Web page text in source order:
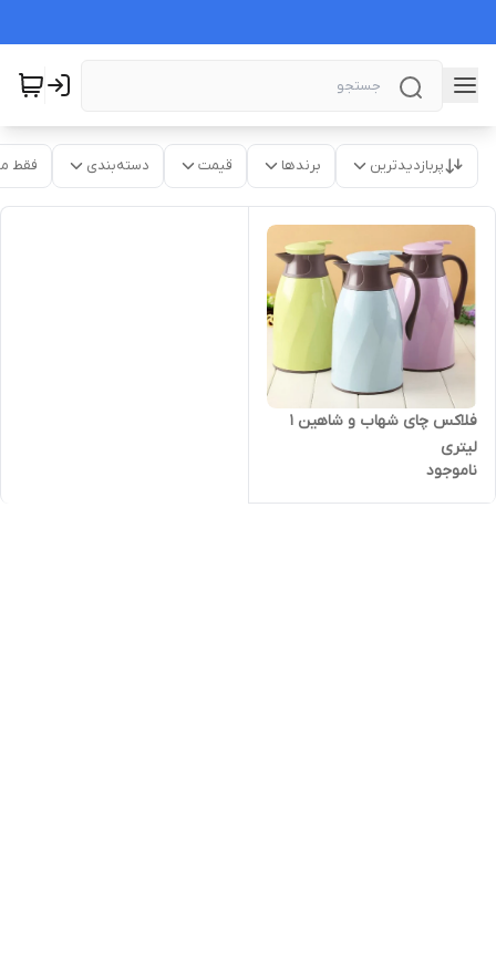
پربازدیدترین برندها قیمت دسته‌بندی فقط
فلاکس چای شهاب و شاهین ۱
لیتری
ناموجود